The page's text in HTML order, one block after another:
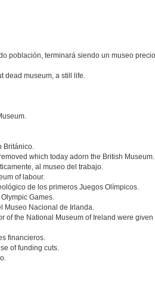
población, terminará siendo un museo
dead museum, a still life.
Británico.
which today adorn the British Museum.
al museo del trabajo.
of labour.
de los primeros Juegos Olímpicos.
Games.
Museo Nacional de Irlanda.
of the National Museum of Ireland were given
financieros.
of funding cuts.